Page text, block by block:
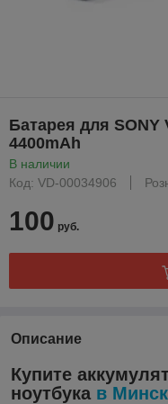
Батарея для SONY
4400mAh
В наличии
Код: VD-00034906
100 руб.
Описание
Купите
ноутбука в